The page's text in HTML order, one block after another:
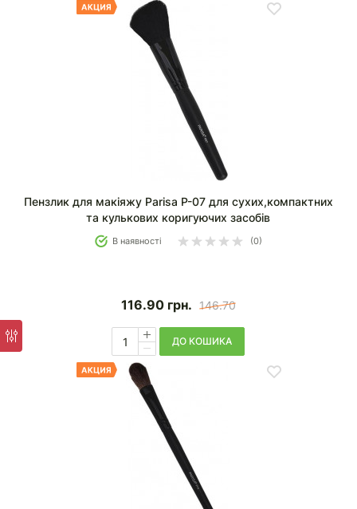
Пензлик для макіяжу Parisa P-07 для сухих,компактних
та кулькових коригуючих засобів
В наявності (0)
116.90 грн. 146.70
ДО КОШИКА